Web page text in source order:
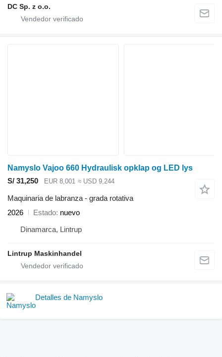
DC Sp. z o.o.
Namyslo Vajoo 660 Hydraulisk opklap og LED lys
S/ 31,250
EUR 8,001 ≈ USD 9,244
Maquinaria de labranza - grada rotativa
2026
Estado nuevo
Dinamarca, Lintrup
Lintrup Maskinhandel
Detalles de Namyslo